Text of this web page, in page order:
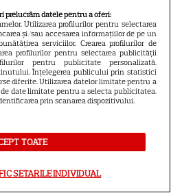
lui Grey”.
Rhimes
pentru
PARTENERI
prelucrăm datele pentru a oferi:
Utilizarea profilurilor pentru selectarea
și/sau accesarea informațiilor de pe un
serviciilor. Crearea profilurilor de
profilurilor pentru selectarea publicității
pentru publicitate personalizată.
Înțelegerea publicului prin statistici
diferite. Utilizarea datelor limitate pentru a
date limitate pentru a selecta publicitatea.
prin scanarea dispozitivului.
TOATE
SETARILE INDIVIDUAL